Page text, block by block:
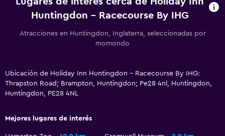
Zona de estar
Posibilidad de habitaciones conectadas
Alfombrado
Estacionamiento y transporte
Carga de vehículos eléctricos
Huntingdon - Racecourse By IHG
Atracciones en Huntingdon, Inglaterra, seleccionadas por
momondo
Ubicación de Holiday Inn Huntingdon - Racecourse By IHG:
Thrapston Road; Brampton, Huntingdon; Pe28 4nl, Huntingdon,
Huntingdon, PE28 4NL
Mejores lugares de interés